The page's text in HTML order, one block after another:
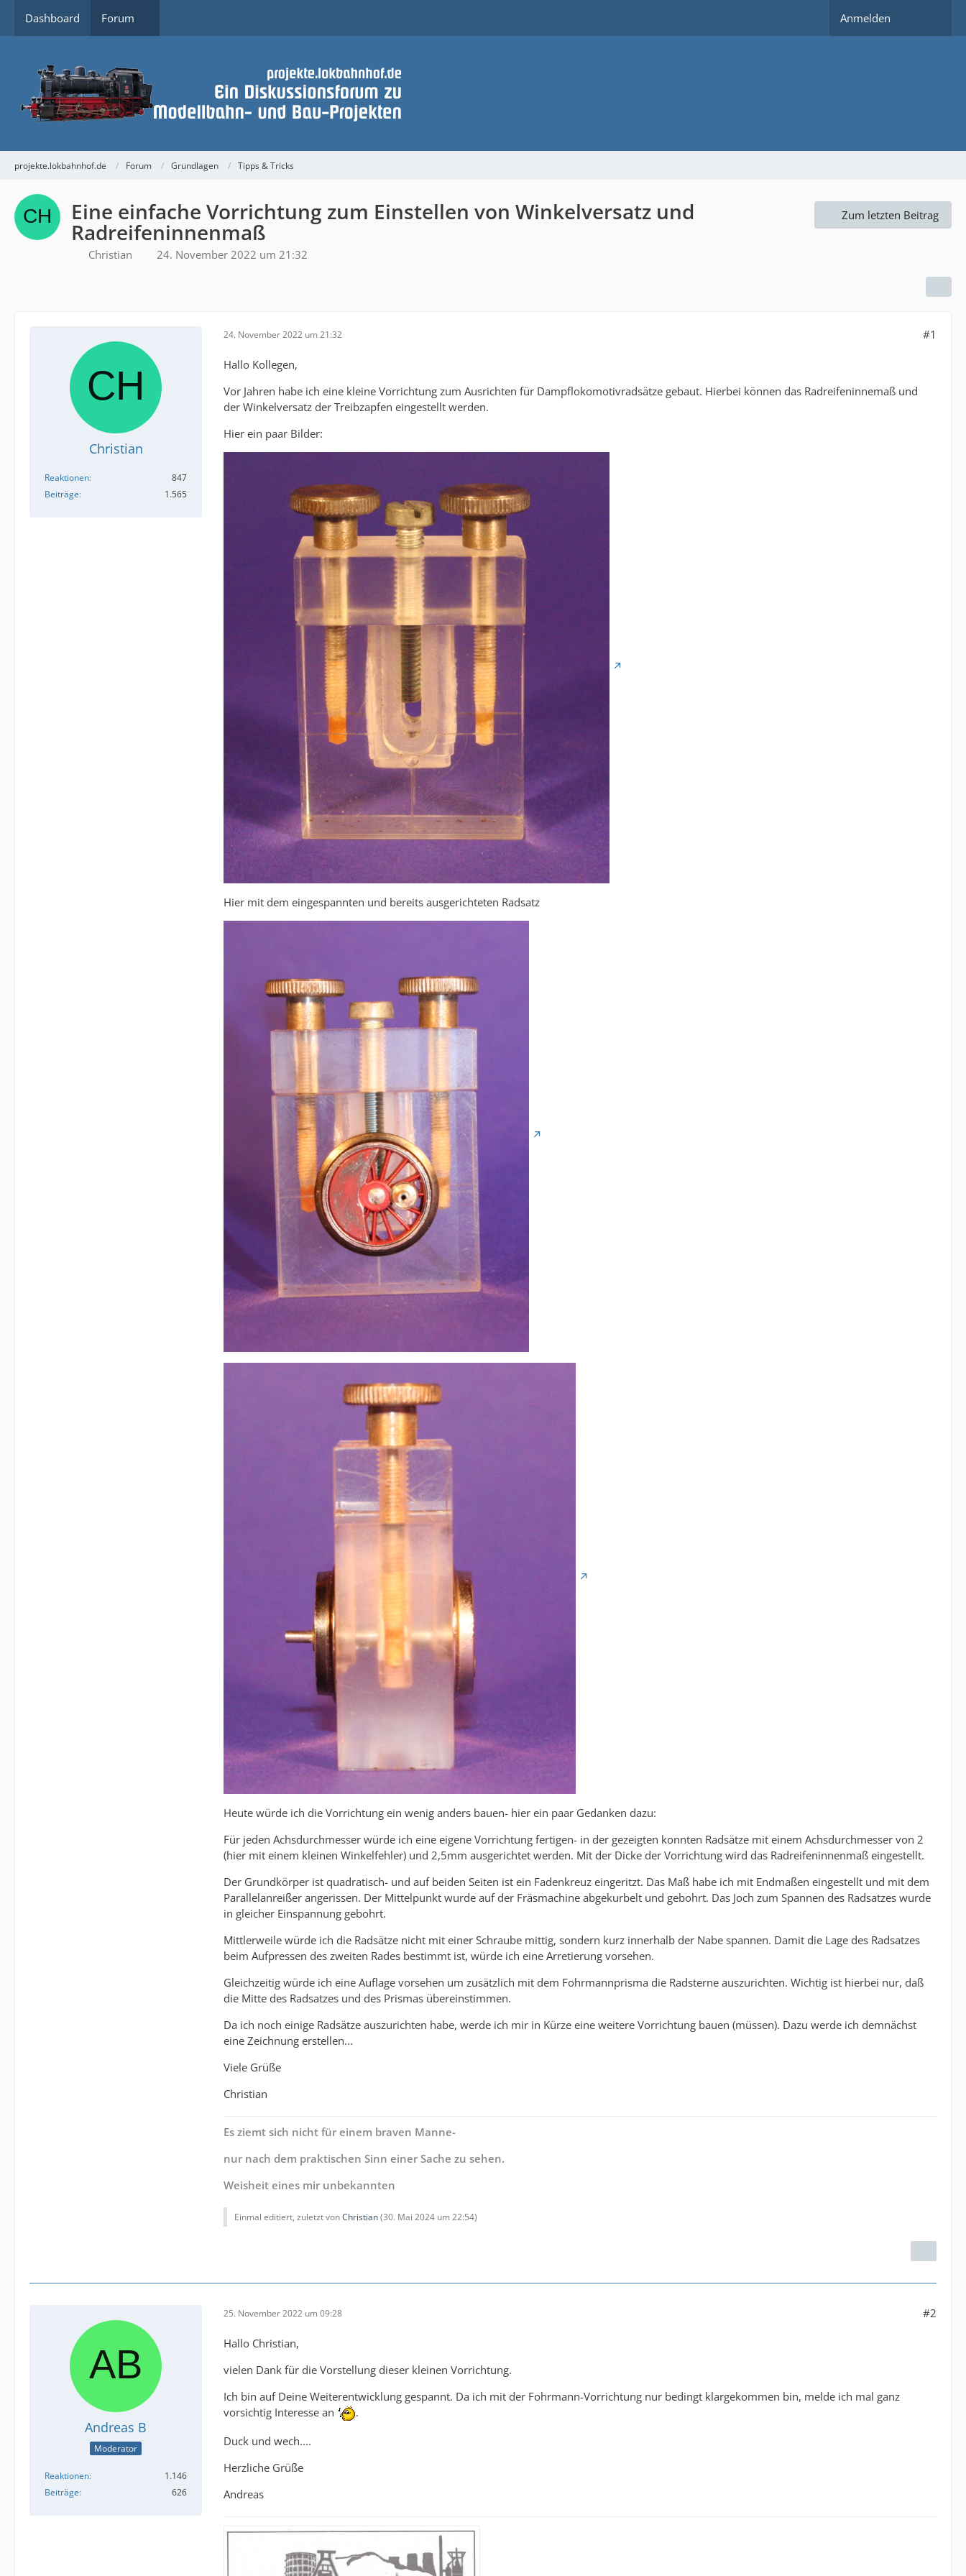
Dashboard Forum Anmelden
projekte.lokbahnhof.de Forum Grundlagen Tipps & Tricks
Eine einfache Vorrichtung zum Einstellen von Winkelversatz und
Radreifeninnenmaß
Christian 24. November 2022 um 21:32
Zum letzten Beitrag
Christian
Reaktionen
847
Beiträge
1.565
24. November 2022 um 21:32 #1
Hallo Kollegen,
Vor Jahren habe ich eine kleine Vorrichtung zum Ausrichten für Dampflokomotivradsätze gebaut. Hierbei können das Radreifeninnemaß und
der Winkelversatz der Treibzapfen eingestellt werden.
Hier ein paar Bilder:
Hier mit dem eingespannten und bereits ausgerichteten Radsatz
Heute würde ich die Vorrichtung ein wenig anders bauen- hier ein paar Gedanken dazu:
Für jeden Achsdurchmesser würde ich eine eigene Vorrichtung fertigen- in der gezeigten konnten Radsätze mit einem Achsdurchmesser von 2
(hier mit einem kleinen Winkelfehler) und 2,5mm ausgerichtet werden. Mit der Dicke der Vorrichtung wird das Radreifeninnenmaß eingestellt.
Der Grundkörper ist quadratisch- und auf beiden Seiten ist ein Fadenkreuz eingeritzt. Das Maß habe ich mit Endmaßen eingestellt und mit dem
Parallelanreißer angerissen. Der Mittelpunkt wurde auf der Fräsmachine abgekurbelt und gebohrt. Das Joch zum Spannen des Radsatzes wurde
in gleicher Einspannung gebohrt.
Mittlerweile würde ich die Radsätze nicht mit einer Schraube mittig, sondern kurz innerhalb der Nabe spannen. Damit die Lage des Radsatzes
beim Aufpressen des zweiten Rades bestimmt ist, würde ich eine Arretierung vorsehen.
Gleichzeitig würde ich eine Auflage vorsehen um zusätzlich mit dem Fohrmannprisma die Radsterne auszurichten. Wichtig ist hierbei nur, daß
die Mitte des Radsatzes und des Prismas übereinstimmen.
Da ich noch einige Radsätze auszurichten habe, werde ich mir in Kürze eine weitere Vorrichtung bauen (müssen). Dazu werde ich demnächst
eine Zeichnung erstellen...
Viele Grüße
Christian
Es ziemt sich nicht für einem braven Manne-
nur nach dem praktischen Sinn einer Sache zu sehen.
Weisheit eines mir unbekannten
Einmal editiert, zuletzt vonChristian(30. Mai 2024 um 22:54)
Andreas B
Moderator
Reaktionen
1.146
Beiträge
626
25. November 2022 um 09:28 #2
Hallo Christian,
vielen Dank für die Vorstellung dieser kleinen Vorrichtung.
Ich bin auf Deine Weiterentwicklung gespannt. Da ich mit der Fohrmann-Vorrichtung nur bedingt klargekommen bin, melde ich mal ganz
vorsichtig Interesse an
.
Duck und wech....
Herzliche Grüße
Andreas